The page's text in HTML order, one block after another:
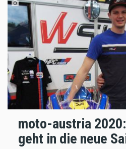
moto-austria
geht in die neue